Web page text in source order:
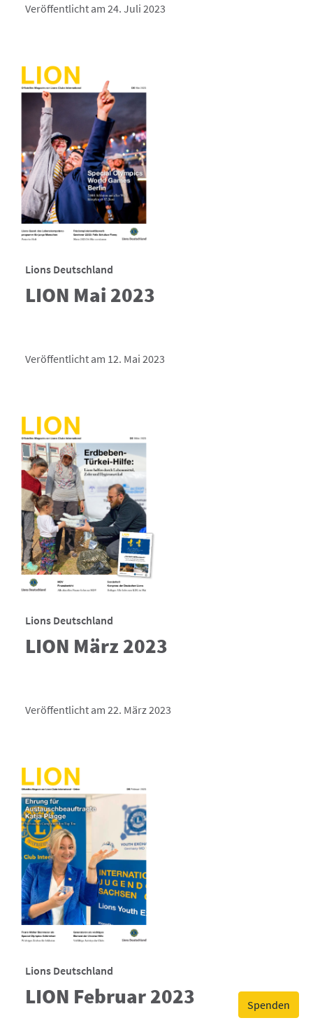
Spenden
Veröffentlicht am 24. Juli 2023
Lions Deutschland
LION Mai 2023
Veröffentlicht am 12. Mai 2023
Lions Deutschland
LION März 2023
Veröffentlicht am 22. März 2023
Lions Deutschland
LION Februar 2023